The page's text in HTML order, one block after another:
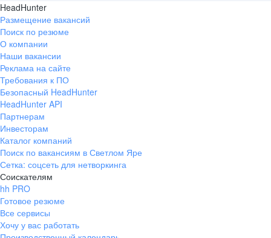
HeadHunter
Размещение вакансий
Поиск по резюме
О компании
Наши вакансии
Реклама на сайте
Требования к ПО
Безопасный HeadHunter
HeadHunter API
Партнерам
Инвесторам
Каталог компаний
Поиск по вакансиям в Светлом Яре
Сетка: соцсеть для нетворкинга
Соискателям
hh PRO
Готовое резюме
Все сервисы
Хочу у вас работать